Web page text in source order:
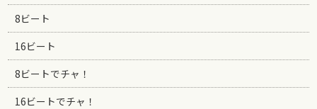
8ビート
16ビート
8ビートでチャ！
16ビートでチャ！